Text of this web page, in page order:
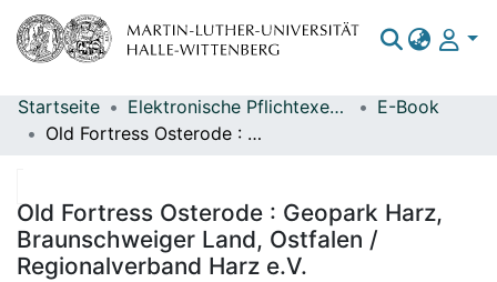
Bereiche & Sammlungen
Statistiken
Startseite Elektronische Pflichtexemplare
E-Book
Old Fortress Osterode : Geopark Harz, Braunschweiger Land, Ostfalen / Regionalverband Harz e.V.
Old Fortress Osterode : Geopark Harz,
Braunschweiger Land, Ostfalen /
Regionalverband Harz e.V.